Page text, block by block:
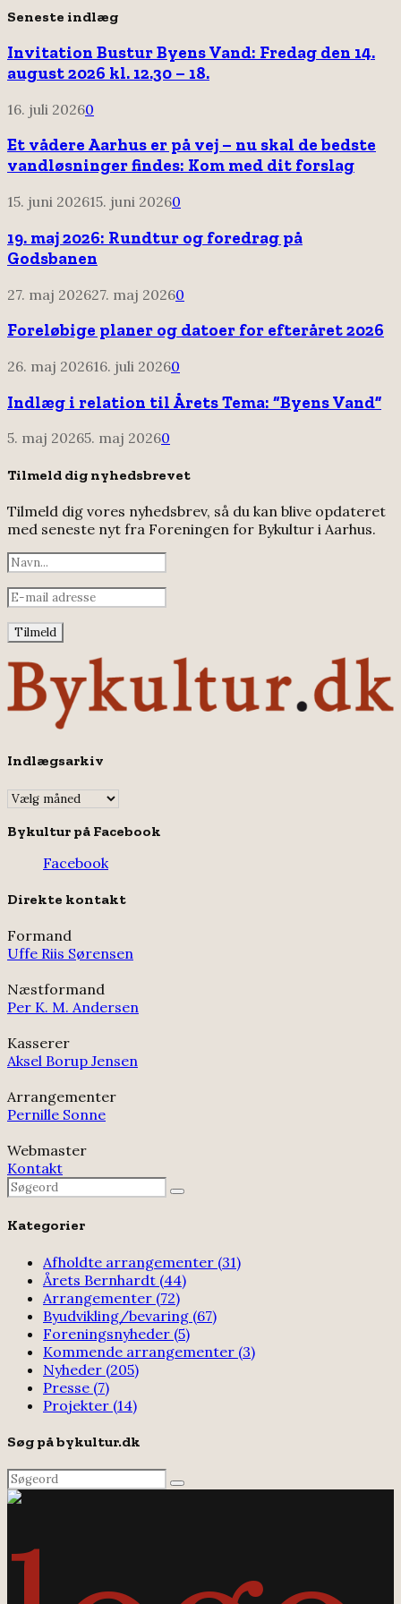
Seneste indlæg
Invitation Bustur Byens Vand: Fredag den 14.
august 2026 kl. 12.30 – 18.
16. juli 20260
Et vådere Aarhus er på vej – nu skal de bedste
vandløsninger findes: Kom med dit forslag
15. juni 202615. juni 20260
19. maj 2026: Rundtur og foredrag på
Godsbanen
27. maj 202627. maj 20260
Foreløbige planer og datoer for efteråret 2026
26. maj 202616. juli 20260
Indlæg i relation til Årets Tema: “Byens Vand”
5. maj 20265. maj 20260
Tilmeld dig nyhedsbrevet
Tilmeld dig vores nyhedsbrev, så du kan blive opdateret
med seneste nyt fra Foreningen for Bykultur i Aarhus.
Indlægsarkiv
Indlægsarkiv
Bykultur på Facebook
Facebook
Direkte kontakt
Formand
Uffe Riis Sørensen
Næstformand
Per K. M. Andersen
Kasserer
Aksel Borup Jensen
Arrangementer
Pernille Sonne
Webmaster
Kontakt
Search
for:
Search
Kategorier
Afholdte arrangementer (31)
Årets Bernhardt (44)
Arrangementer (72)
Byudvikling/bevaring (67)
Foreningsnyheder (5)
Kommende arrangementer (3)
Nyheder (205)
Presse (7)
Projekter (14)
Søg på bykultur.dk
Search
for:
Search